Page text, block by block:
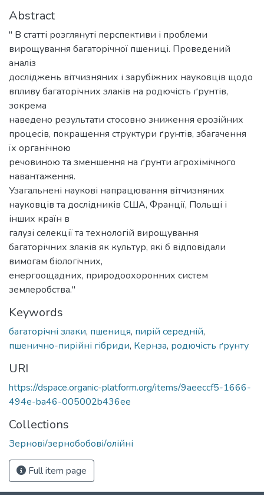
Abstract
" В статті розглянуті перспективи і проблеми
вирощування багаторічної пшениці. Проведений
аналіз
досліджень вітчизняних і зарубіжних науковців щодо
впливу багаторічних злаків на родючість ґрунтів,
зокрема
наведено результати стосовно зниження ерозійних
процесів, покращення структури ґрунтів, збагачення
їх органічною
речовиною та зменшення на ґрунти агрохімічного
навантаження.
Узагальнені наукові напрацювання вітчизняних
науковців та дослідників США, Франції, Польщі і
інших країн в
галузі селекції та технологій вирощування
багаторічних злаків як культур, які б відповідали
вимогам біологічних,
енергоощадних, природоохоронних систем
землеробства."
Keywords
багаторічні злаки, пшениця, пирій середній,
пшенично-пирійні гібриди, Кернза, родючість ґрунту
URI
https://dspace.organic-platform.org/items/9aeeccf5-1666-
494e-ba46-005002b436ee
Collections
Зернові/зернобобові/олійні
Full item page